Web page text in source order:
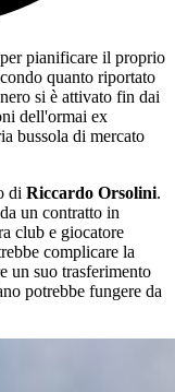
pianificare il proprio
quanto riportato
si è attivato fin dai
dell'ormai ex
bussola di mercato
di Riccardo Orsolini.
da un contratto in
club e giocatore
complicare la
un suo trasferimento
potrebbe fungere da